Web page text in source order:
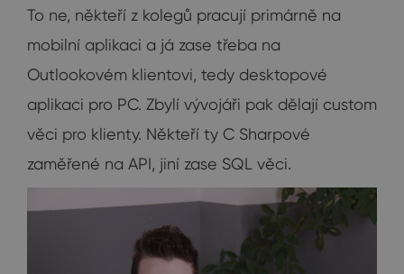
To ne, někteří z kolegů pracují primárně na
mobilní aplikaci a já zase třeba na
Outlookovém klientovi, tedy desktopové
aplikaci pro PC. Zbylí vývojáři pak dělají custom
věci pro klienty. Někteří ty C Sharpové
zaměřené na API, jiní zase SQL věci.